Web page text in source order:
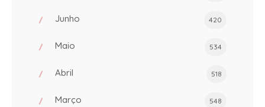
Junho 420
Maio 534
Abril 518
Março 548